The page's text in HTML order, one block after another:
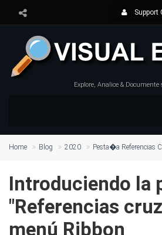
Support
Explore, Analice & Documente
Home Blog 2020 Pesta�a Referencias
Introduciendo la
"Referencias
menú Ribbon